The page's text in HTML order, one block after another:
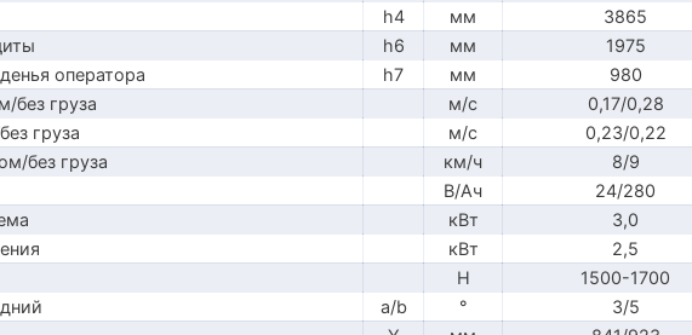
h4 мм
3865
h6 мм
1975
оператора
h7 мм
980
без груза
м/с
0,17/0,28
груза
м/с
0,23/0,22
без груза
км/ч
8/9
В/Ач
24/280
кВт
3,0
кВт
2,5
H
1500-1700
a/b °
3/5